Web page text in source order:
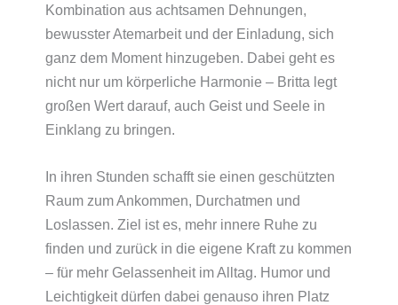
Kombination aus achtsamen Dehnungen,
bewusster Atemarbeit und der Einladung, sich
ganz dem Moment hinzugeben. Dabei geht es
nicht nur um körperliche Harmonie – Britta legt
großen Wert darauf, auch Geist und Seele in
Einklang zu bringen.
In ihren Stunden schafft sie einen geschützten
Raum zum Ankommen, Durchatmen und
Loslassen. Ziel ist es, mehr innere Ruhe zu
finden und zurück in die eigene Kraft zu kommen
– für mehr Gelassenheit im Alltag. Humor und
Leichtigkeit dürfen dabei genauso ihren Platz